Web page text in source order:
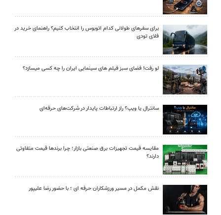
برای سفرهای طولانی کدام اتوبوس را انتخاب کنیم؟ راهنمای خرید در
فلای تودی
لو رفت! فضای سبز فیلم های سینمایی ایران را چه کسی میسازد؟
سانترال یا ویپ؟ راز ارتباطات پایدار در شرکت‌های حرفه‌ای
مقایسه قیمت تجهیزات برق صنعتی بازار؛ چرا برندها قیمت متفاوتی
دارند؟
نقش مکمل در مسیر ورزشکاران حرفه ای ؛ با حضور رضا علیپور